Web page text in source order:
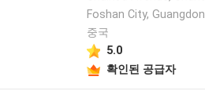
Foshan City,
중국
5.0
확인된 공급자